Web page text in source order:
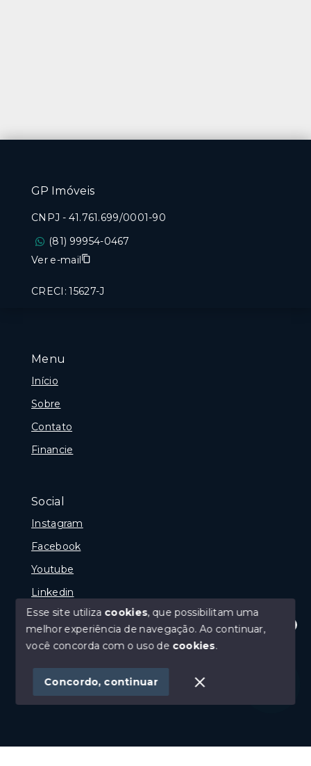
Olá! Estamos disponíveis para te ajudar.
Menu
Início
Sobre
Contato
Financie
Social
Instagram
Facebook
Youtube
Linkedin
© Copyright 2026 - GP Imóveis - Todos os direitos
SITE PARA IMOBILIARIA
GP Imóveis
CNPJ - 41.761.699/0001-90
(81) 99954-0467
Ver e-mail
CRECI: 15627-J
Esse site utiliza cookies, que possibilitam uma
melhor experiência de navegação.Ao continuar,
você concorda com o uso de cookies.
Concordo, continuar